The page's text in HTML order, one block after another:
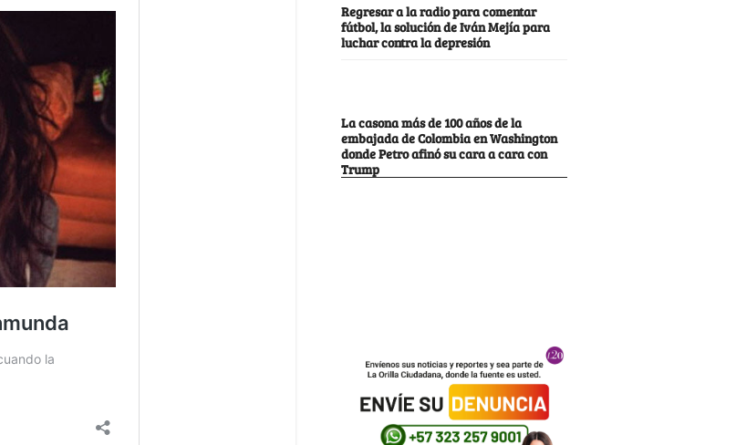
Regresar a la radio para comentar
fútbol, la solución de Iván Mejía para
luchar contra la depresión
La casona más de 100 años de la
embajada de Colombia en Washington
donde Petro afinó su cara a cara con
Trump